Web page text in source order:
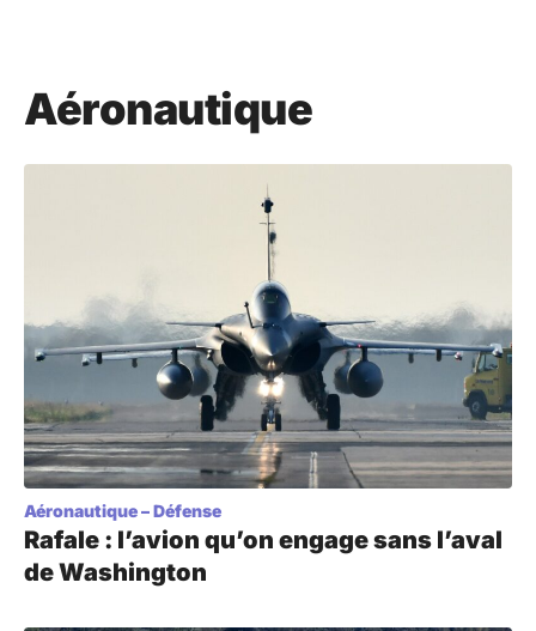
Aéronautique
Aéronautique–Défense
Rafale : l’avion qu’on engage sans l’aval
de Washington